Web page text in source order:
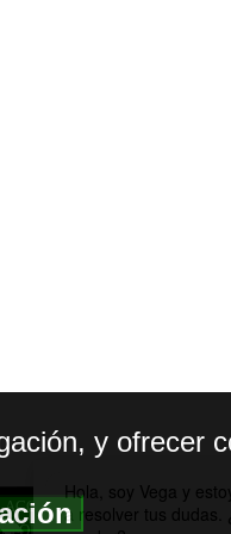
ACCESIBILIDAD
POLITICA DE PRIVACIDAD
y ofrecer